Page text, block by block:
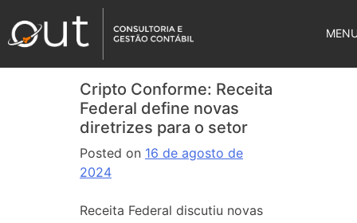
Cripto Conforme: Receita
Federal define novas
diretrizes para o setor
Posted on 16 de agosto de
2024
Receita Federal discutiu novas